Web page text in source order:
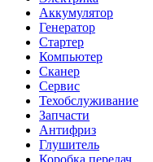
Аккумулятор
Генератор
Стартер
Компьютер
Сканер
Сервис
Техобслуживание
Запчасти
Антифриз
Глушитель